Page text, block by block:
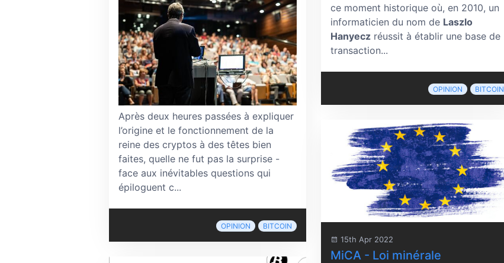
Après deux heures passées à expliquer
l’origine et le fonctionnement de la
reine des cryptos à des têtes bien
faites, quelle ne fut pas la surprise -
face aux inévitables questions qui
épiloguent c...
OPINION BITCOIN
ce moment historique où, en 2010, un
informaticien du nom de Laszlo
Hanyecz réussit à établir une base de
transaction...
OPINION BITCOIN
15th Apr 2022
MiCA - Loi minérale